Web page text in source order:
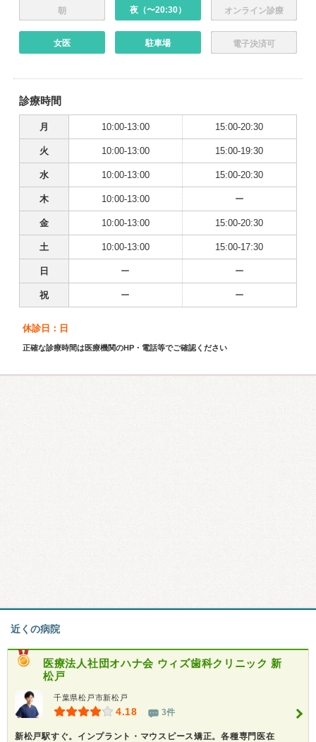
朝 夜（〜20:30） オンライン診療
女医 駐車場 電子決済可
診療時間
月 10:00-13:00 15:00-20:30
火 10:00-13:00 15:00-19:30
水 10:00-13:00 15:00-20:30
木 10:00-13:00 ー
金 10:00-13:00 15:00-20:30
土 10:00-13:00 15:00-17:30
日 ー ー
祝 ー ー
休診日：日
正確な診療時間は医療機関のHP・電話等でご確認ください
近くの病院
医療法人社団オハナ会 ウィズ歯科クリニック 新
松戸
千葉県松戸市新松戸
4.18 3件
新松戸駅すぐ。インプラント・マウスピース矯正。各種専門医在